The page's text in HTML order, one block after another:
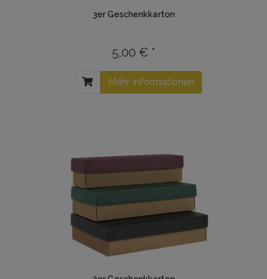
3er Geschenkkarton
5,00 € *
Mehr Informationen